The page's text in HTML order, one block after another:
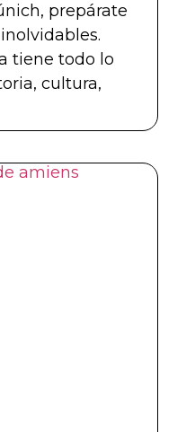
prepárate
tiene todo lo
cultura,